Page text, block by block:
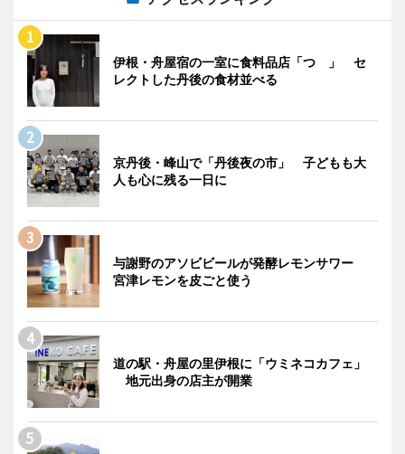
伊根・舟屋宿の一室に食料品店「つゝ」 セ
レクトした丹後の食材並べる
京丹後・峰山で「丹後夜の市」 子どもも大
人も心に残る一日に
与謝野のアソビビールが発酵レモンサワー
宮津レモンを皮ごと使う
道の駅・舟屋の里伊根に「ウミネコカフェ」
地元出身の店主が開業